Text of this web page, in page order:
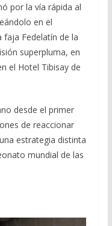
por la vía rápida al
en el
faja Fedelatín de la
superpluma, en
el Hotel Tibisay de
desde el primer
de reaccionar
estrategia distinta
mundial de las